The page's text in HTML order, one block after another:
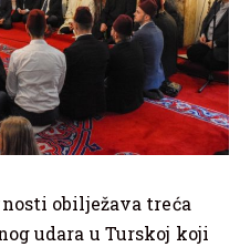
obilježava treća
udara u Turskoj koji